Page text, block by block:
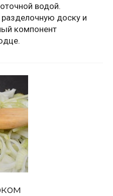
водой.
доску и
компонент